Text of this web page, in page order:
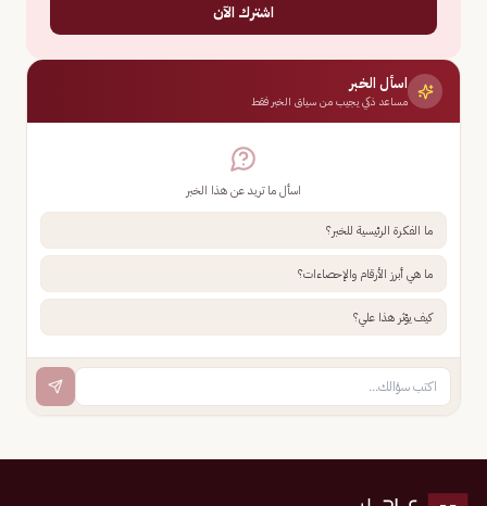
اشترك الآن
اسأل الخبر
مساعد ذكي يجيب من سياق الخبر فقط
اسأل ما تريد عن هذا الخبر
ما الفكرة الرئيسية للخبر؟
ما هي أبرز الأرقام والإحصاءات؟
كيف يؤثر هذا علي؟